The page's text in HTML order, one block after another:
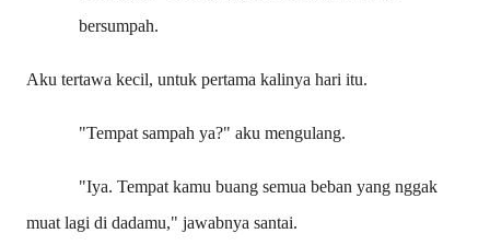
bersumpah.
Aku tertawa kecil, untuk pertama kalinya hari itu.
"Tempat sampah ya?" aku mengulang.
"Iya. Tempat kamu buang semua beban yang nggak
muat lagi di dadamu," jawabnya santai.